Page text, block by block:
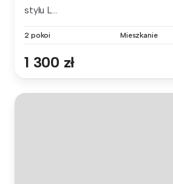
stylu L...
2 pokoi Mieszkanie
1 300 zł